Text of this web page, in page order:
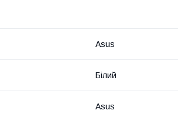
Asus
Білий
Asus